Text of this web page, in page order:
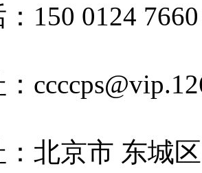
150 0124 7660
北京市 东城